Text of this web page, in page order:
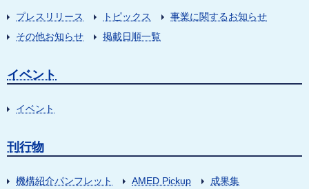
プレスリリース トピックス
事業に関するお知らせ
その他お知らせ
掲載日順一覧
イベント
イベント
刊行物
機構紹介パンフレット AMED Pickup
成果集